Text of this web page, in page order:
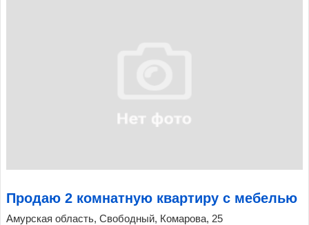
Продаю 2 комнатную квартиру с мебелью
Амурская область, Свободный, Комарова, 25